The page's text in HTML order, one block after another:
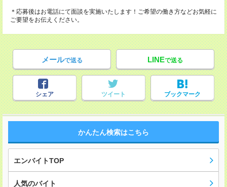
＊応募後はお電話にて面談を実施いたします！ご希望の働き方などお気軽に
ご要望をお伝えください。
メールで送る LINEで送る
シェア ツイート ブックマーク
かんたん検索はこちら
エンバイトTOP
人気のバイト